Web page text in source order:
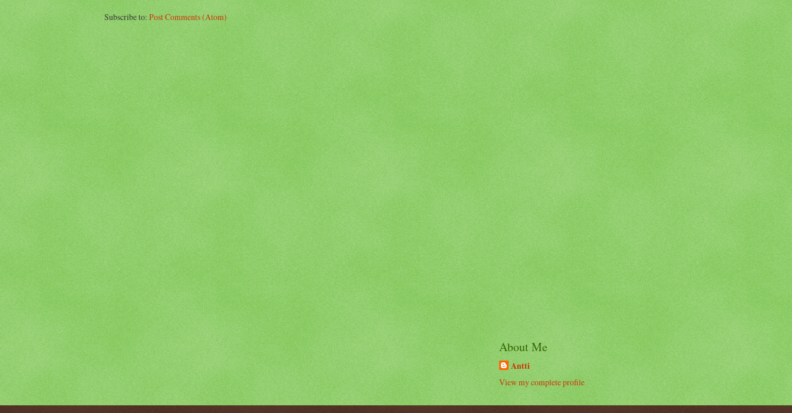
Subscribe to:Post Comments (Atom)
About Me
Antti
View my complete profile